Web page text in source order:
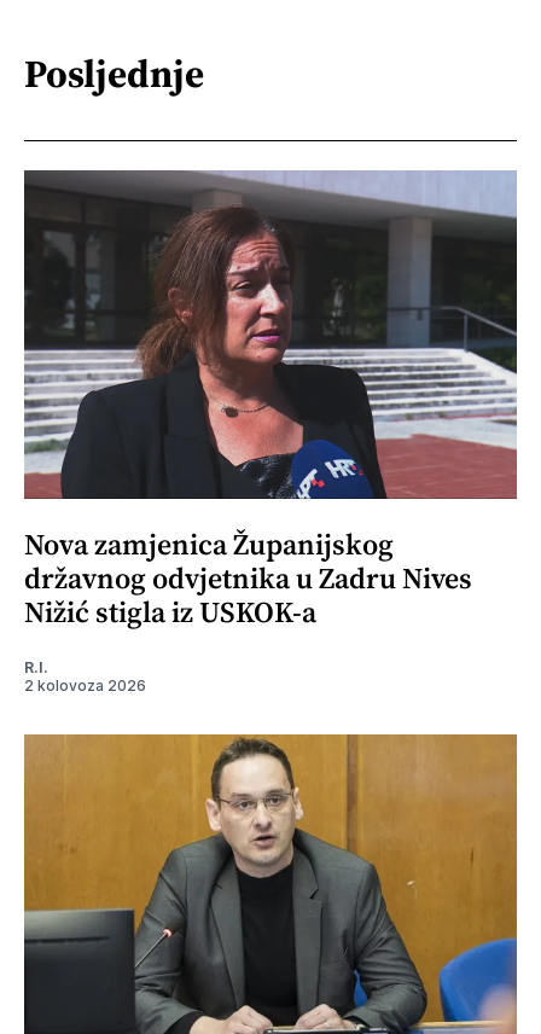
Posljednje
Nova zamjenica Županijskog
državnog odvjetnika u Zadru Nives
Nižić stigla iz USKOK-a
R.I.
2 kolovoza 2026